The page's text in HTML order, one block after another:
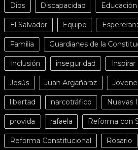
Dios Discapacidad Educación
El Salvador Equipo
Familia Guardianes de la
Inclusión inseguridad Inspirar
Jesús Juan Argañaraz
libertad narcotráfico Nuevas
provida rafaela Reforma con
Reforma Constitucional Rosario